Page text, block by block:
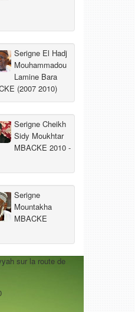
Serigne El Hadj
Mouhammadou
Lamine Bara
(2007 2010)
Serigne Cheikh
Sidy Moukhtar
MBACKE 2010 -
Serigne
Mountakha
MBACKE
sur la route de